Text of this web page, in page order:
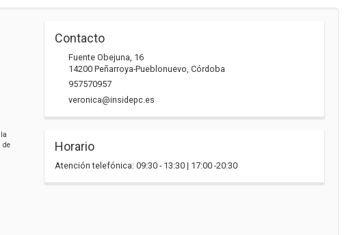
de
Contacto
Fuente Obejuna, 16
14200 Peñarroya-Pueblonuevo, Córdoba
957570957
veronica@insidepc.es
Horario
Atención telefónica: 09:30 - 13:30 | 17:00 -20:30